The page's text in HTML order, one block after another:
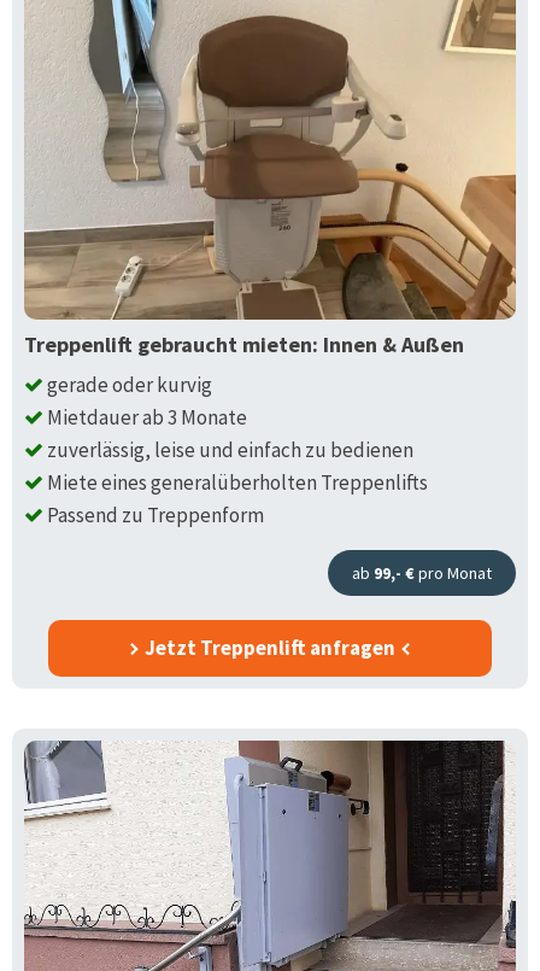
Treppenlift gebraucht mieten: Innen & Außen
gerade oder kurvig
Mietdauer ab 3 Monate
zuverlässig, leise und einfach zu bedienen
Miete eines generalüberholten Treppenlifts
Passend zu Treppenform
ab 99,- €pro Monat
Jetzt Treppenlift anfragen